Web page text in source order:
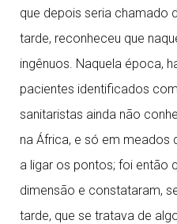
que depois seria chamado
tarde, reconheceu que
ingênuos. Naquela época,
pacientes identificados
sanitaristas ainda não
na África, e só em meados
a ligar os pontos; foi então
dimensão e constataram,
tarde, que se tratava de